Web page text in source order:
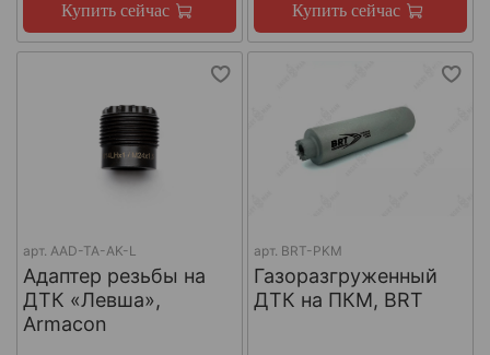
Купить сейчас Купить сейчас
арт. AAD-TA-AK-L
Адаптер резьбы на
ДТК «Левша»,
Armacon
арт. BRT-PKM
Газоразгруженный
ДТК на ПКМ, BRT